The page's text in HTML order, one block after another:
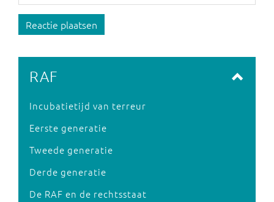
Reactie plaatsen
RAF
Incubatietijd van terreur
Eerste generatie
Tweede generatie
Derde generatie
De RAF en de rechtsstaat